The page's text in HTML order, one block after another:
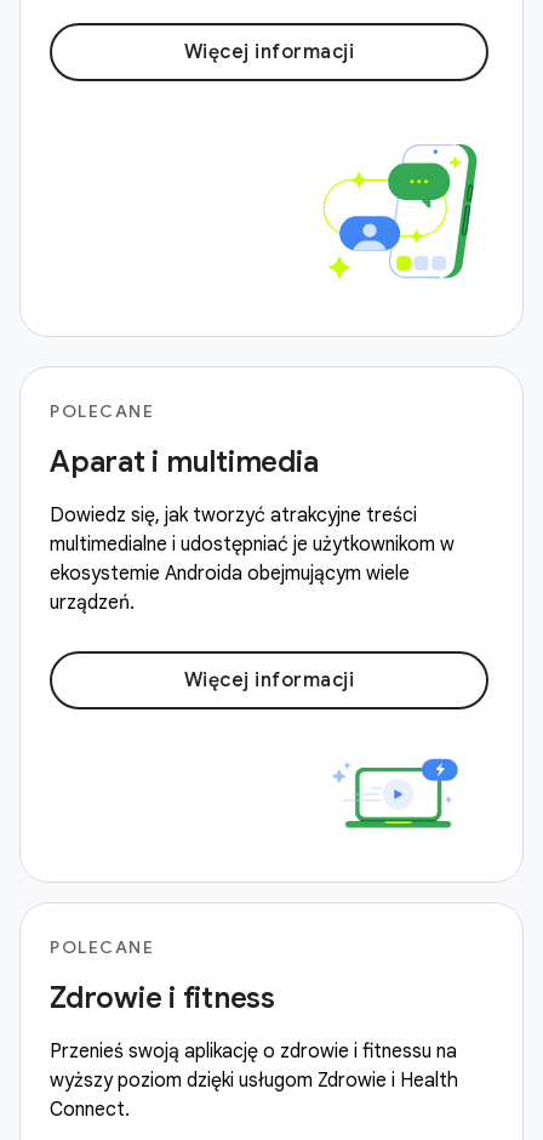
Więcej informacji
POLECANE
Aparat i multimedia
Dowiedz się, jak tworzyć atrakcyjne treści
multimedialne i udostępniać je użytkownikom w
ekosystemie Androida obejmującym wiele
urządzeń.
Więcej informacji
POLECANE
Zdrowie i fitness
Przenieś swoją aplikację o zdrowie i fitnessu na
wyższy poziom dzięki usługom Zdrowie i Health
Connect.